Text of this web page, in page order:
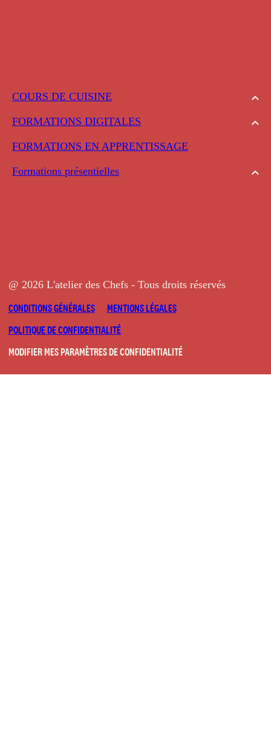
COURS DE CUISINE
FORMATIONS DIGITALES
FORMATIONS EN APPRENTISSAGE
Formations présentielles
@ 2026 L'atelier des Chefs - Tous droits réservés
CONDITIONS GÉNÉRALES
MENTIONS LÉGALES
POLITIQUE DE CONFIDENTIALITÉ
MODIFIER MES PARAMÈTRES DE CONFIDENTIALITÉ